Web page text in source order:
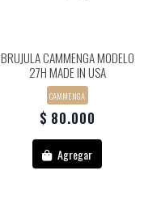
BRUJULA CAMMENGA MODELO
27H MADE IN USA
CAMMENGA
$ 80.000
Agregar